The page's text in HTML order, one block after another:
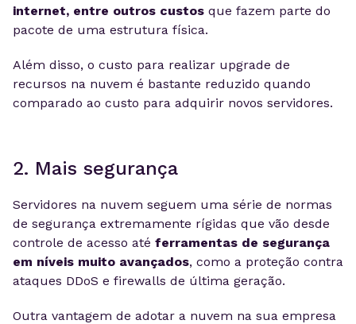
internet, entre outros custos que fazem parte do
pacote de uma estrutura física.
Além disso, o custo para realizar upgrade de
recursos na nuvem é bastante reduzido quando
comparado ao custo para adquirir novos servidores.
2. Mais segurança
Servidores na nuvem seguem uma série de normas
de segurança extremamente rígidas que vão desde
controle de acesso até ferramentas de segurança
em níveis muito avançados, como a proteção contra
ataques DDoS e firewalls de última geração.
Outra vantagem de adotar a nuvem na sua empresa